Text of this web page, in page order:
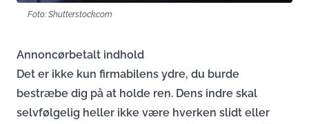
Foto: Shutterstock.com
Annoncørbetalt indhold
Det er ikke kun firmabilens ydre, du burde
bestræbe dig på at holde ren. Dens indre skal
selvfølgelig heller ikke være hverken slidt eller